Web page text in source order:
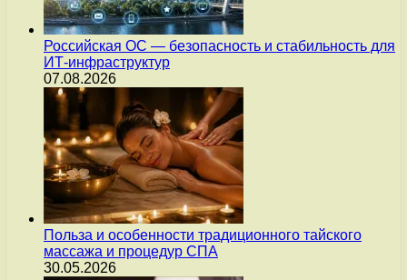
Российская ОС — безопасность и стабильность для
ИТ-инфраструктур
07.08.2026
Польза и особенности традиционного тайского
массажа и процедур СПА
30.05.2026